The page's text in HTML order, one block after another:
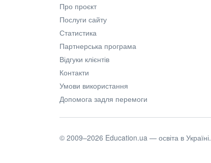
Про проєкт
Послуги сайту
Статистика
Партнерська програма
Відгуки клієнтів
Контакти
Умови використання
Допомога задля перемоги
© 2009–2026 Education.ua — освіта в Україні.